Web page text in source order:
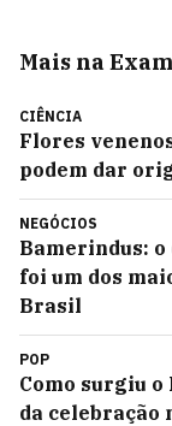
Mais na
CIÊNCIA
Flores
podem dar
NEGÓCIOS
Bamerindus: o
foi um dos
Brasil
POP
Como surgiu o
da celebração